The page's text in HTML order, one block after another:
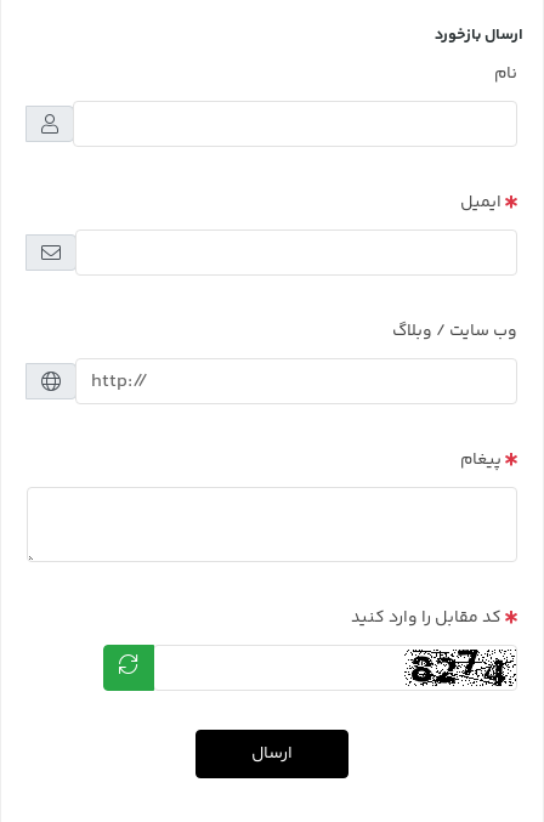
ارسال بازخورد
نام
ایمیل
وب سایت / وبلاگ
پیغام
کد مقابل را وارد کنید
ارسال